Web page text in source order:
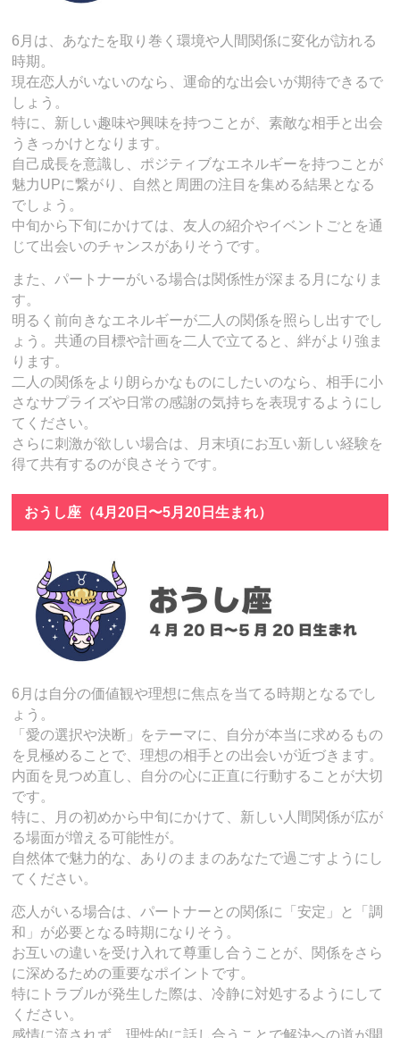
6月は、あなたを取り巻く環境や人間関係に変化が訪れる
時期。
現在恋人がいないのなら、運命的な出会いが期待できるで
しょう。
特に、新しい趣味や興味を持つことが、素敵な相手と出会
うきっかけとなります。
自己成長を意識し、ポジティブなエネルギーを持つことが
魅力UPに繋がり、自然と周囲の注目を集める結果となる
でしょう。
中旬から下旬にかけては、友人の紹介やイベントごとを通
じて出会いのチャンスがありそうです。
また、パートナーがいる場合は関係性が深まる月になりま
す。
明るく前向きなエネルギーが二人の関係を照らし出すでし
ょう。共通の目標や計画を二人で立てると、絆がより強ま
ります。
二人の関係をより朗らかなものにしたいのなら、相手に小
さなサプライズや日常の感謝の気持ちを表現するようにし
てください。
さらに刺激が欲しい場合は、月末頃にお互い新しい経験を
得て共有するのが良さそうです。
おうし座（4月20日〜5月20日生まれ）
6月は自分の価値観や理想に焦点を当てる時期となるでし
ょう。
「愛の選択や決断」をテーマに、自分が本当に求めるもの
を見極めることで、理想の相手との出会いが近づきます。
内面を見つめ直し、自分の心に正直に行動することが大切
です。
特に、月の初めから中旬にかけて、新しい人間関係が広が
る場面が増える可能性が。
自然体で魅力的な、ありのままのあなたで過ごすようにし
てください。
恋人がいる場合は、パートナーとの関係に「安定」と「調
和」が必要となる時期になりそう。
お互いの違いを受け入れて尊重し合うことが、関係をさら
に深めるための重要なポイントです。
特にトラブルが発生した際は、冷静に対処するようにして
ください。
感情に流されず、理性的に話し合うことで解決への道が開